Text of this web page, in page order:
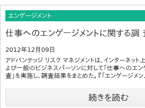
エンゲージメント
仕事へのエンゲージメントに関する調
2012年12月09日
アドバンテッジ リスク マネジメントは、インターネッ
よび一般のビジネスパーソンに対して「仕事へのエン
査」を実施し、調査結果をまとめた。『「エンゲージメ
続きを読む